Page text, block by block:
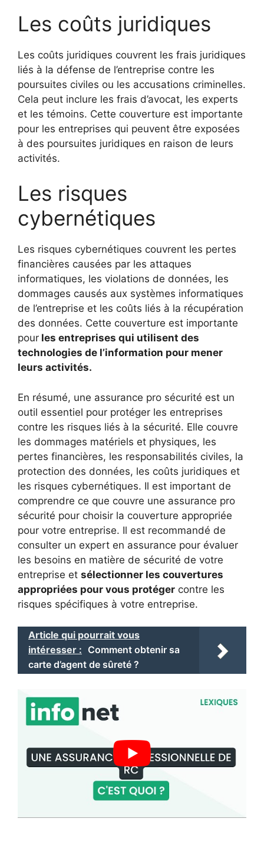
Les coûts juridiques
Les coûts juridiques couvrent les frais juridiques
liés à la défense de l’entreprise contre les
poursuites civiles ou les accusations criminelles.
Cela peut inclure les frais d’avocat, les experts
et les témoins. Cette couverture est importante
pour les entreprises qui peuvent être exposées
à des poursuites juridiques en raison de leurs
activités.
Les risques
cybernétiques
Les risques cybernétiques couvrent les pertes
financières causées par les attaques
informatiques, les violations de données, les
dommages causés aux systèmes informatiques
de l’entreprise et les coûts liés à la récupération
des données. Cette couverture est importante
pour les entreprises qui utilisent des
technologies de l’information pour mener
leurs activités.
En résumé, une assurance pro sécurité est un
outil essentiel pour protéger les entreprises
contre les risques liés à la sécurité. Elle couvre
les dommages matériels et physiques, les
pertes financières, les responsabilités civiles, la
protection des données, les coûts juridiques et
les risques cybernétiques. Il est important de
comprendre ce que couvre une assurance pro
sécurité pour choisir la couverture appropriée
pour votre entreprise. Il est recommandé de
consulter un expert en assurance pour évaluer
les besoins en matière de sécurité de votre
entreprise et sélectionner les couvertures
appropriées pour vous protéger contre les
risques spécifiques à votre entreprise.
Article qui pourrait vous
intéresser : Comment obtenir sa
carte d’agent de sûreté ?